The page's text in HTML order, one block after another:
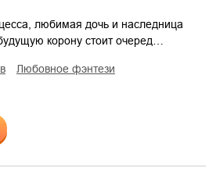
любимая дочь и наследница
корону стоит очеред…
любовное фэнтези